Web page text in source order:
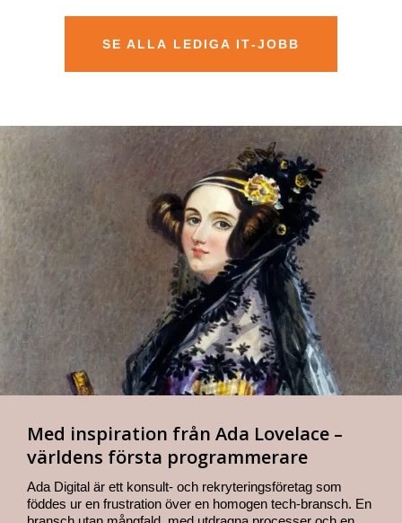
SE ALLA LEDIGA IT-JOBB
Med inspiration från Ada Lovelace –
världens första programmerare
Ada Digital är ett konsult- och rekryteringsföretag som
föddes ur en frustration över en homogen tech-bransch. En